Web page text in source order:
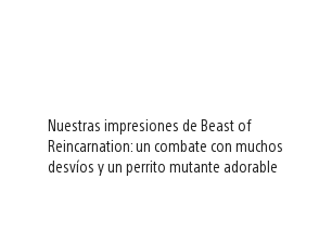
Nuestras impresiones de Beast of
Reincarnation: un combate con muchos
desvíos y un perrito mutante adorable